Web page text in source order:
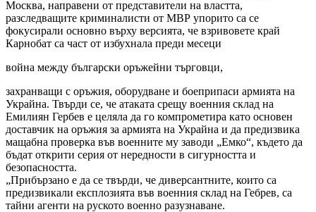
Москва, направени от представители на властта,
разследващите криминалисти от МВР упорито са се
фокусирали основно върху версията, че взривовете край
Карнобат са част от избухнала преди месеци
война между български оръжейни търговци,
захранващи с оръжия, оборудване и боеприпаси армията на
Украйна. Твърди се, че атаката срещу военния склад на
Емилиян Гербев е целяла да го компрометира като основен
доставчик на оръжия за армията на Украйна и да предизвика
мащабна проверка във военните му заводи „Емко“, където да
бъдат открити серия от нередности в сигурността и
безопасността.
„Прибързано е да се твърди, че диверсантните, които са
предизвикали експлозията във военния склад на Гебрев, са
тайни агенти на руското военно разузнаване.